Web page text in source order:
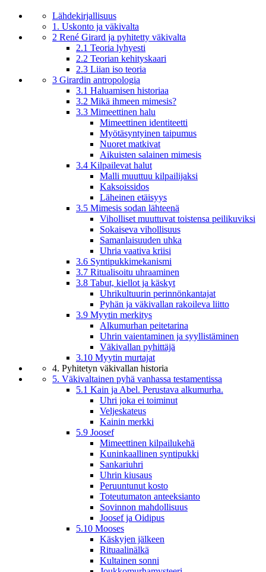
Lähdekirjallisuus
1. Uskonto ja väkivalta
2 René Girard ja pyhitetty väkivalta
2.1 Teoria lyhyesti
2.2 Teorian kehityskaari
2.3 Liian iso teoria
3 Girardin antropologia
3.1 Haluamisen historiaa
3.2 Mikä ihmeen mimesis?
3.3 Mimeettinen halu
Mimeettinen identiteetti
Myötäsyntyinen taipumus
Nuoret matkivat
Aikuisten salainen mimesis
3.4 Kilpailevat halut
Malli muuttuu kilpailijaksi
Kaksoissidos
Läheinen etäisyys
3.5 Mimesis sodan lähteenä
Viholliset muuttuvat toistensa peilikuviksi
Sokaiseva vihollisuus
Samanlaisuuden uhka
Uhria vaativa kriisi
3.6 Syntipukkimekanismi
3.7 Ritualisoitu uhraaminen
3.8 Tabut, kiellot ja käskyt
Uhrikultuurin perinnönkantajat
Pyhän ja väkivallan rakoileva liitto
3.9 Myytin merkitys
Alkumurhan peitetarina
Uhrin vaientaminen ja syyllistäminen
Väkivallan pyhittäjä
3.10 Myytin murtajat
4. Pyhitetyn väkivallan historia
5. Väkivaltainen pyhä vanhassa testamentissa
5.1 Kain ja Abel. Perustava alkumurha.
Uhri joka ei toiminut
Veljeskateus
Kainin merkki
5.9 Joosef
Mimeettinen kilpailukehä
Kuninkaallinen syntipukki
Sankariuhri
Uhrin kiusaus
Peruuntunut kosto
Toteutumaton anteeksianto
Sovinnon mahdollisuus
Joosef ja Oidipus
5.10 Mooses
Käskyjen jälkeen
Rituaalinälkä
Kultainen sonni